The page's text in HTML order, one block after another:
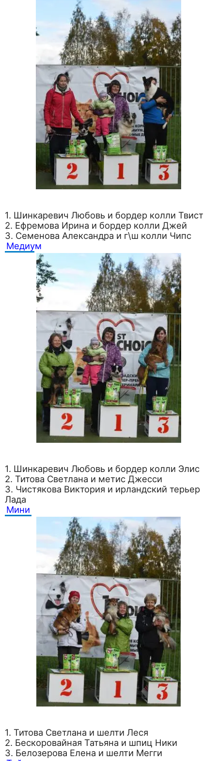
1. Шинкаревич Любовь и бордер колли Твист
2. Ефремова Ирина и бордер колли Джей
3. Семенова Александра и г\ш колли Чипс
Медиум
1. Шинкаревич Любовь и бордер колли Элис
2. Титова Светлана и метис Джесси
3. Чистякова Виктория и ирландский терьер
Лада
Мини
1. Титова Светлана и шелти Леся
2. Бескоровайная Татьяна и шпиц Ники
3. Белозерова Елена и шелти Мегги